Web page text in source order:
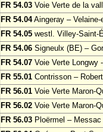
FR 54.03 Voie Verte de la
FR 54.04Aingeray – Velaine-
FR 54.05 westl. Villey-Saint-
FR 54.06 Signeulx (BE) –
FR 54.07 Voie Verte Longwy
FR 55.01 Contrisson –
FR 56.01 Voie Verte Maron-
FR 56.02 Voie Verte Maron-
FR 56.03 Ploërmel – Messac